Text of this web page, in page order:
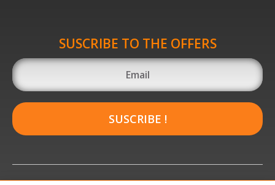
SUSCRIBE TO THE OFFERS
SUSCRIBE !